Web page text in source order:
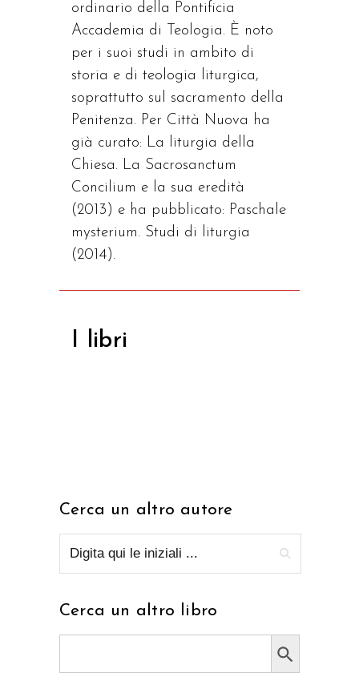
ordinario della Pontificia
Accademia di Teologia. È noto
per i suoi studi in ambito di
storia e di teologia liturgica,
soprattutto sul sacramento della
Penitenza. Per Città Nuova ha
già curato: La liturgia della
Chiesa. La Sacrosanctum
Concilium e la sua eredità
(2013) e ha pubblicato: Paschale
mysterium. Studi di liturgia
(2014).
I libri
Cerca un altro autore
Cerca un altro libro
Search Button